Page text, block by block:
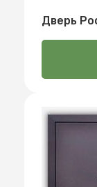
Дверь